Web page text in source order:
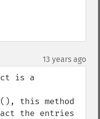
13 years ago
is a
this method
the entries